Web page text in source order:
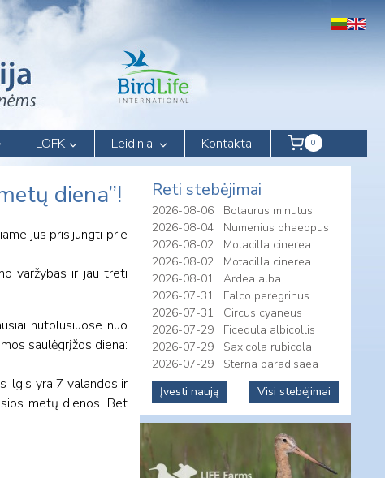
LOFK Leidiniai Kontaktai 0
diena”!
jus prisijungti prie
varžybas ir jau treti
nutolusiuose nuo
saulėgrįžos diena:
ilgis yra 7 valandos ir
metų dienos. Bet
Reti stebėjimai
2026-08-06
Botaurus minutus
2026-08-04
Numenius phaeopus
2026-08-02
Motacilla cinerea
2026-08-02
Motacilla cinerea
2026-08-01
Ardea alba
2026-07-31
Falco peregrinus
2026-07-31
Circus cyaneus
2026-07-29
Ficedula albicollis
2026-07-29
Saxicola rubicola
2026-07-29
Sterna paradisaea
Įvesti naują
Visi stebėjimai